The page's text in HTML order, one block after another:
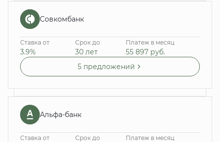
Совкомбанк
Ставка от
3.9%
Срок до
30 лет
Платеж в месяц
55 897 руб.
5 предложений
Альфа-банк
Ставка от Срок до Платеж в месяц